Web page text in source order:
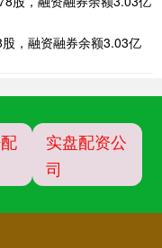
，融资融券余额3.03亿
实盘配资公
司